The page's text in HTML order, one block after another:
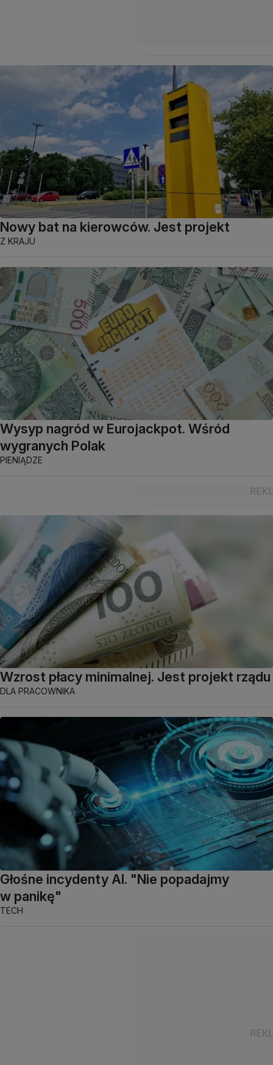
Nowy bat na kierowców. Jest projekt
Z KRAJU
Wysyp nagród w Eurojackpot. Wśród
wygranych Polak
PIENIĄDZE
Wzrost płacy minimalnej. Jest projekt rządu
DLA PRACOWNIKA
Głośne incydenty AI. "Nie popadajmy
w panikę"
TECH